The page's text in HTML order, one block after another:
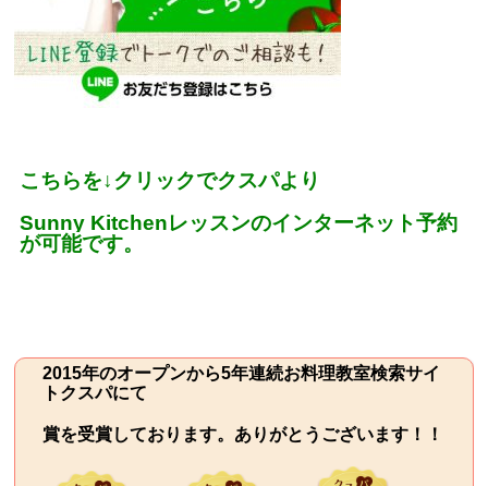
こちらを↓クリックでクスパより
Sunny Kitchenレッスンのインターネット予約
が可能です。
2015年のオープンから5年連続お料理教室検索サイ
トクスパにて
賞を受賞しております。ありがとうございます！！